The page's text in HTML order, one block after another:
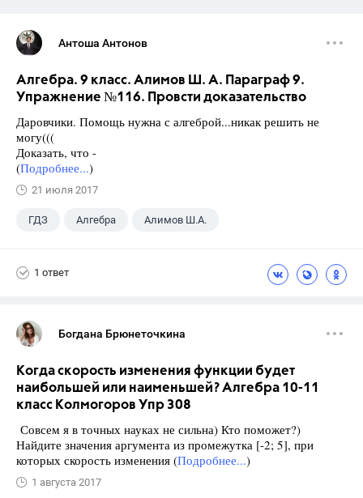
Антоша Антонов
Алгебра. 9 класс. Алимов Ш. А. Параграф 9.
Упражнение №116. Провсти доказательство
Даровчики. Помощь нужна с алгеброй...никак решить не
могу(((
Доказать, что -
(Подробнее...)
21 июля 2017
ГДЗ Алгебра Алимов Ш.А.
1 ответ
Богдана Брюнеточкина
Когда скорость изменения функции будет
наибольшей или наименьшей? Алгебра 10-11
класс Колмогоров Упр 308
Совсем я в точных науках не сильна) Кто поможет?)
Найдите значения аргумента из промежутка [-2; 5], при
которых скорость изменения (Подробнее...)
1 августа 2017